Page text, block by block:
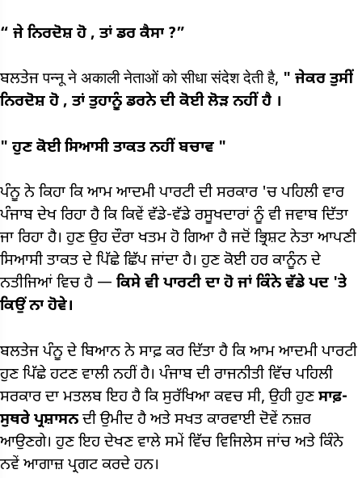
“ ਜੇ ਨਿਰਦੋਸ਼ ਹੋ , ਤਾਂ ਡਰ ਕੈਸਾ ?”
ਬਲਤੇਜ पन्नू ने अकाली नेताओं को सीधा संदेश देती है, " ਜੇਕਰ ਤੁਸੀਂ
ਨਿਰਦੋਸ਼ ਹੋ , ਤਾਂ ਤੁਹਾਨੂੰ ਡਰਨੇ ਦੀ ਕੋਈ ਲੋੜ ਨਹੀਂ ਹੈ ।
" ਹੁਣ ਕੋਈ ਸਿਆਸੀ ਤਾਕਤ ਨਹੀਂ ਬਚਾਵ "
ਪੰਨੂ ਨੇ ਕਿਹਾ ਕਿ ਆਮ ਆਦਮੀ ਪਾਰਟੀ ਦੀ ਸਰਕਾਰ 'ਚ ਪਹਿਲੀ ਵਾਰ
ਪੰਜਾਬ ਦੇਖ ਰਿਹਾ ਹੈ ਕਿ ਕਿਵੇਂ ਵੱਡੇ-ਵੱਡੇ ਰਸੂਖਦਾਰਾਂ ਨੂੰ ਵੀ ਜਵਾਬ ਦਿੱਤਾ
ਜਾ ਰਿਹਾ ਹੈ। ਹੁਣ ਉਹ ਦੌਰਾ ਖਤਮ ਹੋ ਗਿਆ ਹੈ ਜਦੋਂ ਭ੍ਰਿਸ਼ਟ ਨੇਤਾ ਆਪਣੀ
ਸਿਆਸੀ ਤਾਕਤ ਦੇ ਪਿੱਛੇ ਛਿੱਪ ਜਾਂਦਾ ਹੈ। ਹੁਣ ਕੋਈ ਹਰ ਕਾਨੂੰਨ ਦੇ
ਨਤੀਜਿਆਂ ਵਿਚ ਹੈ — ਕਿਸੇ ਵੀ ਪਾਰਟੀ ਦਾ ਹੋ ਜਾਂ ਕਿੰਨੇ ਵੱਡੇ ਪਦ 'ਤੇ
ਕਿਉਂ ਨਾ ਹੋਵੇ।
ਬਲਤੇਜ ਪੰਨੂ ਦੇ ਬਿਆਨ ਨੇ ਸਾਫ਼ ਕਰ ਦਿੱਤਾ ਹੈ ਕਿ ਆਮ ਆਦਮੀ ਪਾਰਟੀ
ਹੁਣ ਪਿੱਛੇ ਹਟਣ ਵਾਲੀ ਨਹੀਂ ਹੈ। ਪੰਜਾਬ ਦੀ ਰਾਜਨੀਤੀ ਵਿੱਚ ਪਹਿਲੀ
ਸਰਕਾਰ ਦਾ ਮਤਲਬ ਇਹ ਹੈ ਕਿ ਸੁਰੱਖਿਆ ਕਵਚ ਸੀ, ਉਹੀ ਹੁਣ ਸਾਫ਼-
ਸੁਥਰੇ ਪ੍ਰਸ਼ਾਸਨ ਦੀ ਉਮੀਦ ਹੈ ਅਤੇ ਸਖਤ ਕਾਰਵਾਈ ਦੋਵੇਂ ਨਜ਼ਰ
ਆਉਣਗੇ। ਹੁਣ ਇਹ ਦੇਖਣ ਵਾਲੇ ਸਮੇਂ ਵਿੱਚ ਵਿਜਿਲੇਸ ਜਾਂਚ ਅਤੇ ਕਿੰਨੇ
ਨਵੇਂ ਆਗਾਜ਼ ਪ੍ਰਗਟ ਕਰਦੇ ਹਨ।